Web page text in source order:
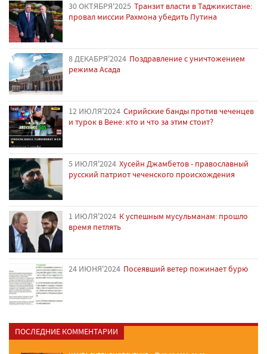
30 ОКТЯБРЯ'2025 Транзит власти в Таджикистане:
провал миссии Рахмона убедить Путина
8 ДЕКАБРЯ'2024 Поздравление с уничтожением
режима Асада
12 ИЮЛЯ'2024 Сирийские банды против чеченцев
и турок в Вене: кто и что за этим стоит?
5 ИЮЛЯ'2024 Хусейн Джамбетов - православный
русский патриот чеченского происхождения
1 ИЮЛЯ'2024 К успешным мусульманам: прошло
время петлять
24 ИЮНЯ'2024 Посеявший ветер пожинает бурю
ПОСЛЕДНИЕ КОММЕНТАРИИ